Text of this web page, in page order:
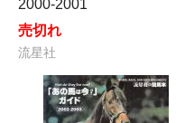
2000-2001
売切れ
流星社